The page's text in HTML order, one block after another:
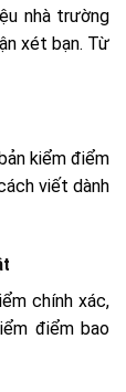
nhà trường
xét bạn. Từ
kiểm điểm
viết dành
chính xác,
điểm bao